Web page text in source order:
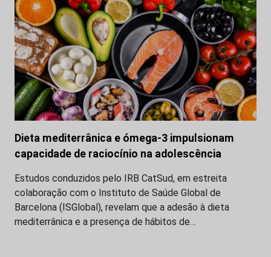
Dieta mediterrânica e ómega-3 impulsionam
capacidade de raciocínio na adolescência
Estudos conduzidos pelo IRB CatSud, em estreita
colaboração com o Instituto de Saúde Global de
Barcelona (ISGlobal), revelam que a adesão à dieta
mediterrânica e a presença de hábitos de…